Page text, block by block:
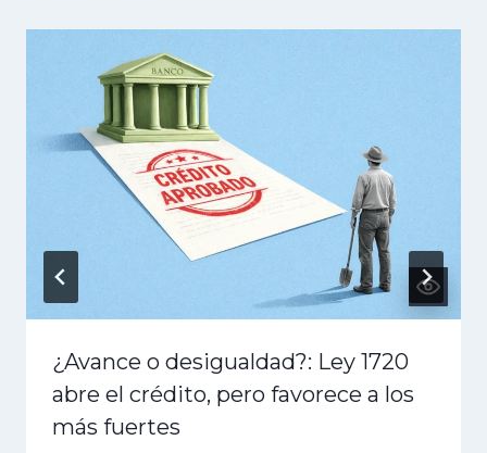
¿Avance o desigualdad?: Ley 1720
abre el crédito, pero favorece a los
más fuertes